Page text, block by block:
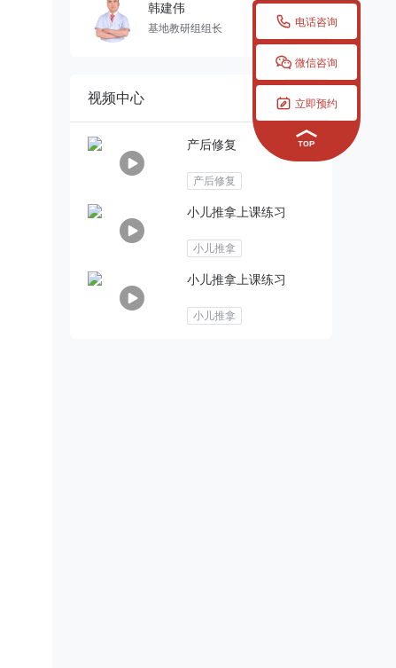
 电话咨询
 微信咨询
 立即预约
韩建伟
基地教研组组长
视频中心
产后修复
产后修复
小儿推拿上课练习
小儿推拿
小儿推拿上课练习
小儿推拿